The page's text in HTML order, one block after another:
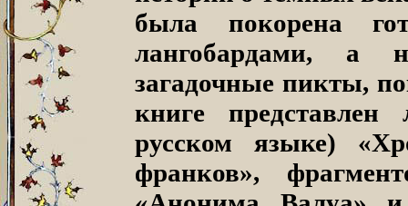
была покорена
лангобардами, а
загадочные пикты,
книге
русском языке)
франков»,